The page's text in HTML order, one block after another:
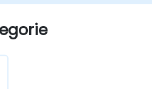
podstawowe
dla strony internetowej